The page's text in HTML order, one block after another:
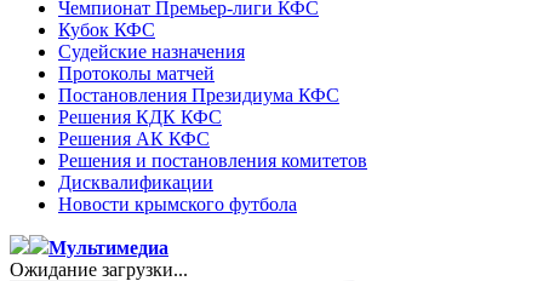
Чемпионат Премьер-лиги КФС
Кубок КФС
Судейские назначения
Протоколы матчей
Постановления Президиума КФС
Решения КДК КФС
Решения АК КФС
Решения и постановления комитетов
Дисквалификации
Новости крымского футбола
Мультимедиа
Ожидание загрузки...